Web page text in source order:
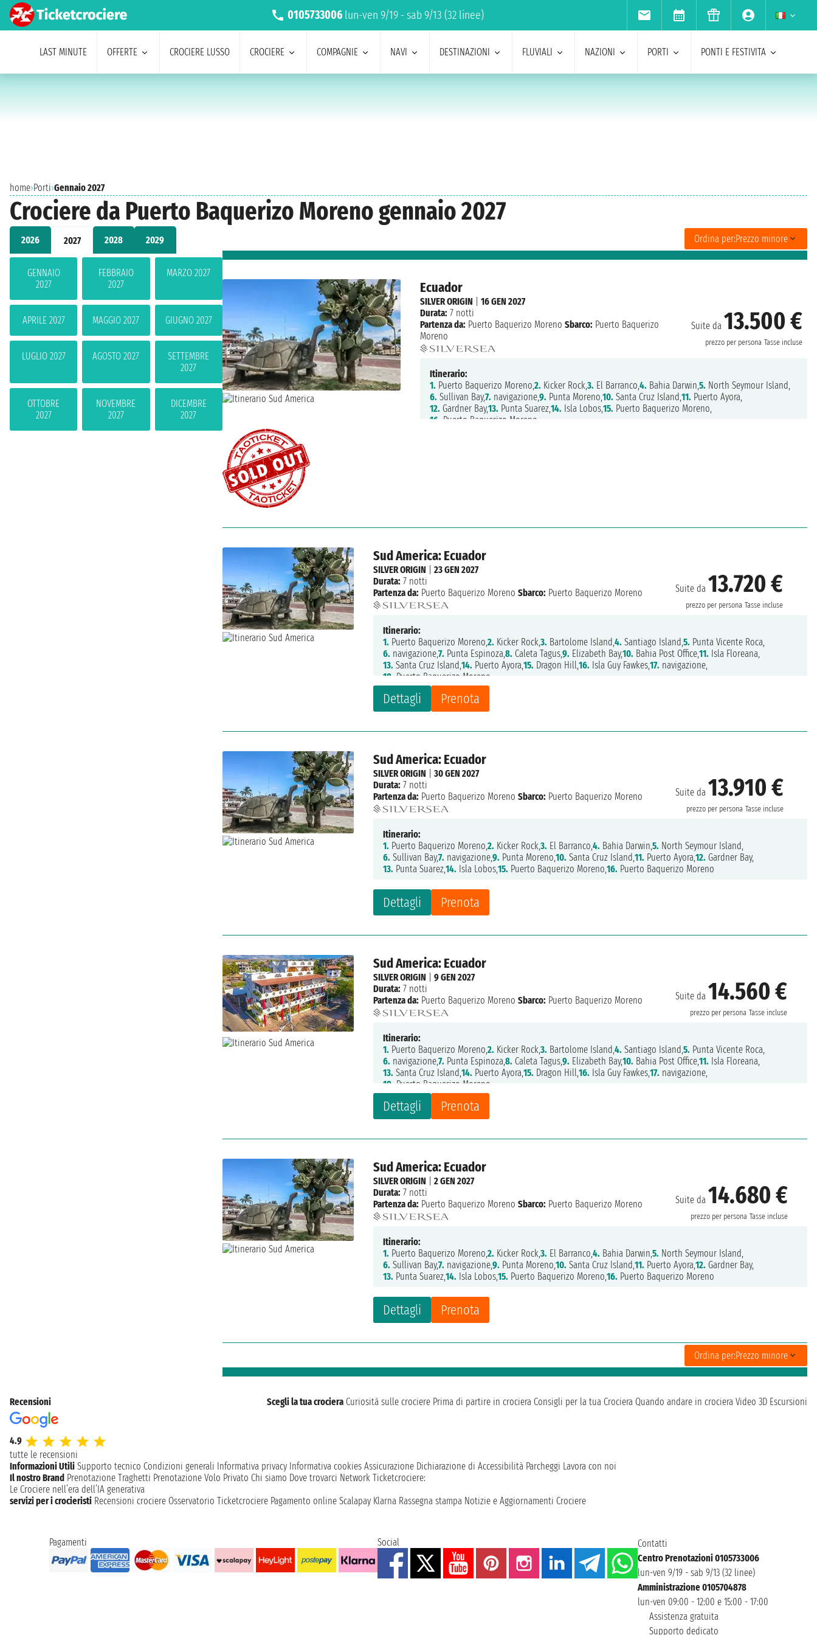
0105733006 lun-ven 9/19 - sab 9/13 (32 linee)
LAST MINUTE OFFERTE CROCIERE LUSSO CROCIERE COMPAGNIE NAVI DESTINAZIONI FLUVIALI NAZIONI PORTI PONTI E FESTIVITA
home›Porti›Gennaio 2027
Crociere da Puerto Baquerizo Moreno gennaio 2027
2026 2027 2028 2029
GENNAIO
2027
FEBBRAIO
2027
MARZO 2027
APRILE 2027 MAGGIO 2027 GIUGNO 2027
LUGLIO 2027 AGOSTO 2027
SETTEMBRE
2027
OTTOBRE
2027
NOVEMBRE
2027
DICEMBRE
2027
Ordina per:Prezzo minore
Ecuador
Suite da 13.500 €
prezzo per persona Tasse incluse
SILVER ORIGIN
16 GEN 2027
Durata: 7 notti
Partenza da: Puerto Baquerizo Moreno Sbarco: Puerto Baquerizo
Moreno
Itinerario:
1. Puerto Baquerizo Moreno,2. Kicker Rock,3. El Barranco,4. Bahia Darwin,5. North Seymour Island,
6. Sullivan Bay,7. navigazione,9. Punta Moreno,10. Santa Cruz Island,11. Puerto Ayora,
12. Gardner Bay,13. Punta Suarez,14. Isla Lobos,15. Puerto Baquerizo Moreno,
16. Puerto Baquerizo Moreno
Sud America: Ecuador
Suite da 13.720 €
prezzo per persona Tasse incluse
Dettagli Prenota
SILVER ORIGIN |23 GEN 2027
Durata: 7 notti
Partenza da: Puerto Baquerizo Moreno Sbarco: Puerto Baquerizo Moreno
Itinerario:
1. Puerto Baquerizo Moreno,2. Kicker Rock,3. Bartolome Island,4. Santiago Island,5. Punta Vicente Roca,
6. navigazione,7. Punta Espinoza,8. Caleta Tagus,9. Elizabeth Bay,10. Bahia Post Office,11. Isla Floreana,
13. Santa Cruz Island,14. Puerto Ayora,15. Dragon Hill,16. Isla Guy Fawkes,17. navigazione,
18. Puerto Baquerizo Moreno
Sud America: Ecuador
Suite da 13.910 €
prezzo per persona Tasse incluse
Dettagli Prenota
SILVER ORIGIN |30 GEN 2027
Durata: 7 notti
Partenza da: Puerto Baquerizo Moreno Sbarco: Puerto Baquerizo Moreno
Itinerario:
1. Puerto Baquerizo Moreno,2. Kicker Rock,3. El Barranco,4. Bahia Darwin,5. North Seymour Island,
6. Sullivan Bay,7. navigazione,9. Punta Moreno,10. Santa Cruz Island,11. Puerto Ayora,12. Gardner Bay,
13. Punta Suarez,14. Isla Lobos,15. Puerto Baquerizo Moreno,16. Puerto Baquerizo Moreno
Sud America: Ecuador
Suite da 14.560 €
prezzo per persona Tasse incluse
Dettagli Prenota
SILVER ORIGIN |9 GEN 2027
Durata: 7 notti
Partenza da: Puerto Baquerizo Moreno Sbarco: Puerto Baquerizo Moreno
Itinerario:
1. Puerto Baquerizo Moreno,2. Kicker Rock,3. Bartolome Island,4. Santiago Island,5. Punta Vicente Roca,
6. navigazione,7. Punta Espinoza,8. Caleta Tagus,9. Elizabeth Bay,10. Bahia Post Office,11. Isla Floreana,
13. Santa Cruz Island,14. Puerto Ayora,15. Dragon Hill,16. Isla Guy Fawkes,17. navigazione,
18. Puerto Baquerizo Moreno
Sud America: Ecuador
Suite da 14.680 €
prezzo per persona Tasse incluse
Dettagli Prenota
SILVER ORIGIN |2 GEN 2027
Durata: 7 notti
Partenza da: Puerto Baquerizo Moreno Sbarco: Puerto Baquerizo Moreno
Itinerario:
1. Puerto Baquerizo Moreno,2. Kicker Rock,3. El Barranco,4. Bahia Darwin,5. North Seymour Island,
6. Sullivan Bay,7. navigazione,9. Punta Moreno,10. Santa Cruz Island,11. Puerto Ayora,12. Gardner Bay,
13. Punta Suarez,14. Isla Lobos,15. Puerto Baquerizo Moreno,16. Puerto Baquerizo Moreno
Ordina per:Prezzo minore
Recensioni
4.9
tutte le recensioni
Scegli la tua crociera Curiosità sulle crociere Prima di partire in crociera Consigli per la tua Crociera Quando andare in crociera Video 3D Escursioni
Informazioni Utili Supporto tecnico Condizioni generali Informativa privacy Informativa cookies Assicurazione Dichiarazione di Accessibilità Parcheggi Lavora con noi
Il nostro Brand Prenotazione Traghetti Prenotazione Volo Privato Chi siamo Dove trovarci Network Ticketcrociere:
Le Crociere nell’era dell’IA generativa
servizi per i crocieristi Recensioni crociere Osservatorio Ticketcrociere Pagamento online Scalapay Klarna Rassegna stampa Notizie e Aggiornamenti Crociere
Pagamenti Social
Contatti
Centro Prenotazioni 0105733006
lun-ven 9/19 - sab 9/13 (32 linee)
Amministrazione 0105704878
lun-ven 09:00 - 12:00 e 15:00 - 17:00
Assistenza gratuita
Supporto dedicato